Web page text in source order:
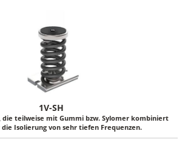
1V-SH
die teilweise mit Gummi bzw. Sylomer kombiniert
Isolierung von sehr tiefen Frequenzen.